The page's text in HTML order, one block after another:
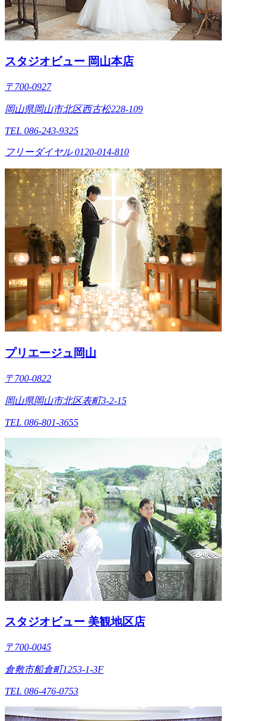
スタジオビュー 岡山本店
〒700-0927
岡山県岡山市北区西古松228-109
TEL 086-243-9325
フリーダイヤル 0120-014-810
プリエージュ岡山
〒700-0822
岡山県岡山市北区表町3-2-15
TEL 086-801-3655
スタジオビュー 美観地区店
〒700-0045
倉敷市船倉町1253-1-3F
TEL 086-476-0753